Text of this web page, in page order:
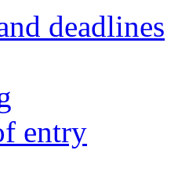
deadlines
entry